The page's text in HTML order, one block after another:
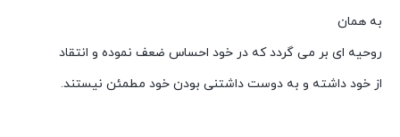
به همان
روحیه ای بر می گردد که در خود احساس ضعف نموده و انتقاد
از خود داشته و به دوست داشتنی بودن خود مطمئن نیستند.